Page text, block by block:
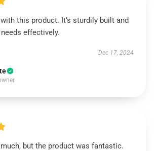
this product. It’s sturdily built and
effectively.
Dec 17, 2024
much, but the product was fantastic.